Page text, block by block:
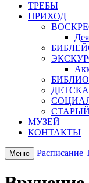
ТРЕБЫ
ПРИХОД
МУЗЕЙ
КОНТАКТЫ
Меню Расписание